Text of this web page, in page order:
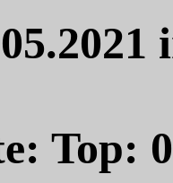
Top: 0